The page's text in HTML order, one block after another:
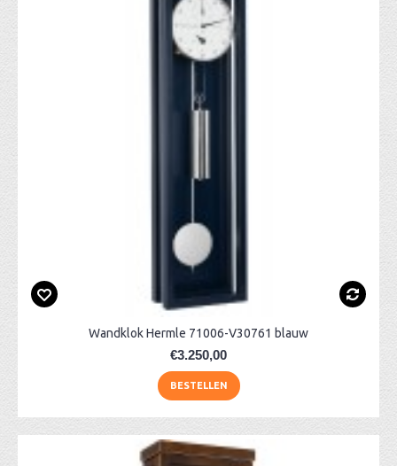
Wandklok Hermle 71006-V30761 blauw
€3.250,00
BESTELLEN